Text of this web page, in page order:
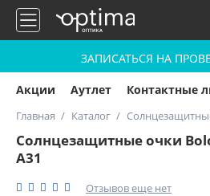
ЗАПИСАТЬСЯ НА
Акции Аутлет Контактные
Главная Каталог
Солнцезащитные очки
A31
Отзывов еще нет